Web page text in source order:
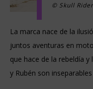
© Skull Rider
La marca nace de la
juntos aventuras en
que hace de la rebeldía y
y Rubén son